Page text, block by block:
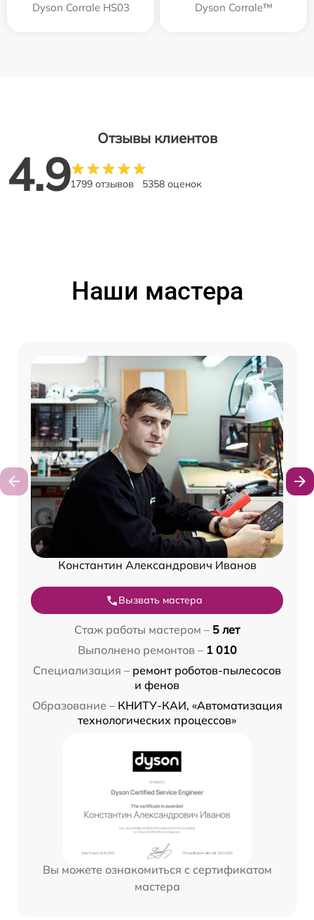
Dyson Corrale HS03 Dyson Corrale™
Отзывы клиентов
4.91799 отзывов 5358 оценок
Наши мастера
Константин Александрович Иванов
Вызвать мастера
Стаж работы мастером – 5 лет
Выполнено ремонтов – 1 010
Специализация – ремонт роботов-пылесосов
и фенов
Образование – КНИТУ-КАИ, «Автоматизация
технологических процессов»
Вы можете ознакомиться с сертификатом
мастера